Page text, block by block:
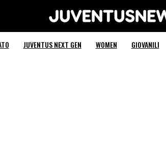
Juventus
JUVENTUS NEXT GEN WOMEN GIOVANILI